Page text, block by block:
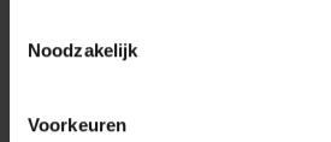
Noodzakelijk
Voorkeuren